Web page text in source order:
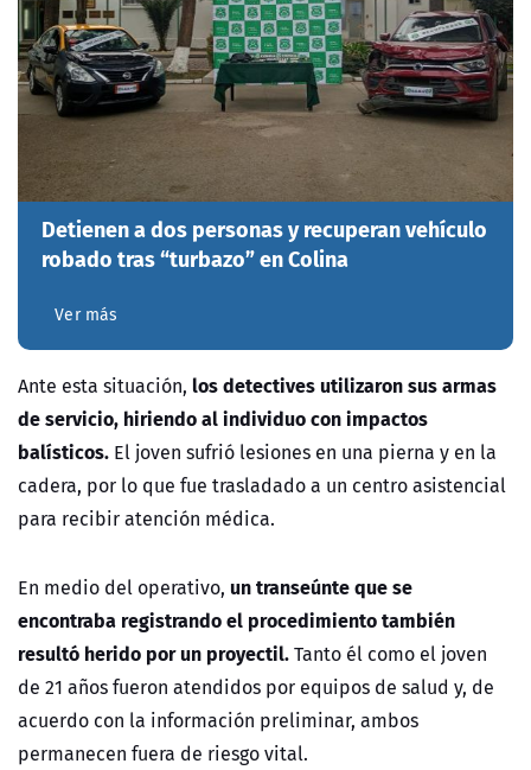
Detienen a dos personas y recuperan vehículo
robado tras “turbazo” en Colina
Ver más
Ante esta situación, los detectives utilizaron sus armas
de servicio, hiriendo al individuo con impactos
balísticos. El joven sufrió lesiones en una pierna y en la
cadera, por lo que fue trasladado a un centro asistencial
para recibir atención médica.
En medio del operativo, un transeúnte que se
encontraba registrando el procedimiento también
resultó herido por un proyectil.Tanto él como el joven
de 21 años fueron atendidos por equipos de salud y, de
acuerdo con la información preliminar, ambos
permanecen fuera de riesgo vital.